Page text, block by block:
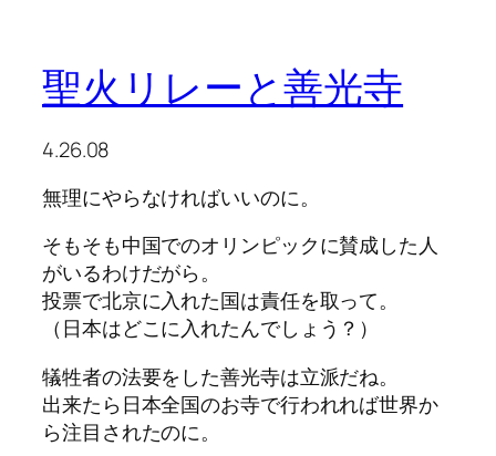
聖火リレーと善光寺
4.26.08
無理にやらなければいいのに。
そもそも中国でのオリンピックに賛成した人
がいるわけだがら。
投票で北京に入れた国は責任を取って。
（日本はどこに入れたんでしょう？）
犠牲者の法要をした善光寺は立派だね。
出来たら日本全国のお寺で行われれば世界か
ら注目されたのに。